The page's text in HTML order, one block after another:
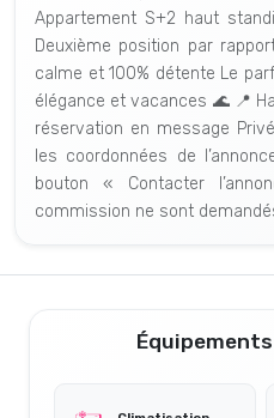
Appartement S+2 haut
Deuxième position par
calme et 100% détente Le
élégance et vacances 🌊 📍
réservation en message
les coordonnées de
bouton « Contacter
commission ne sont